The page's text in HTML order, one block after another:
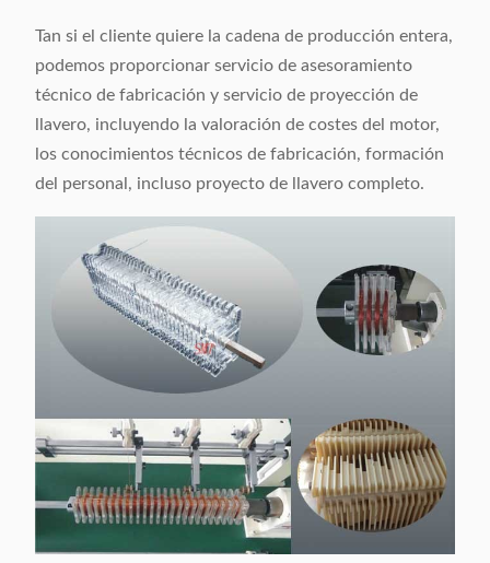
Tan si el cliente quiere la cadena de producción entera,
podemos proporcionar servicio de asesoramiento
técnico de fabricación y servicio de proyección de
llavero, incluyendo la valoración de costes del motor,
los conocimientos técnicos de fabricación, formación
del personal, incluso proyecto de llavero completo.